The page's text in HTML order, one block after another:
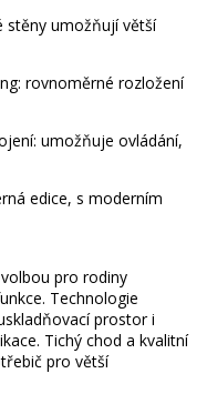
stěny umožňují větší
rovnoměrné rozložení
umožňuje ovládání,
edice, s moderním
pro rodiny
Technologie
prostor i
Tichý chod a kvalitní
pro větší